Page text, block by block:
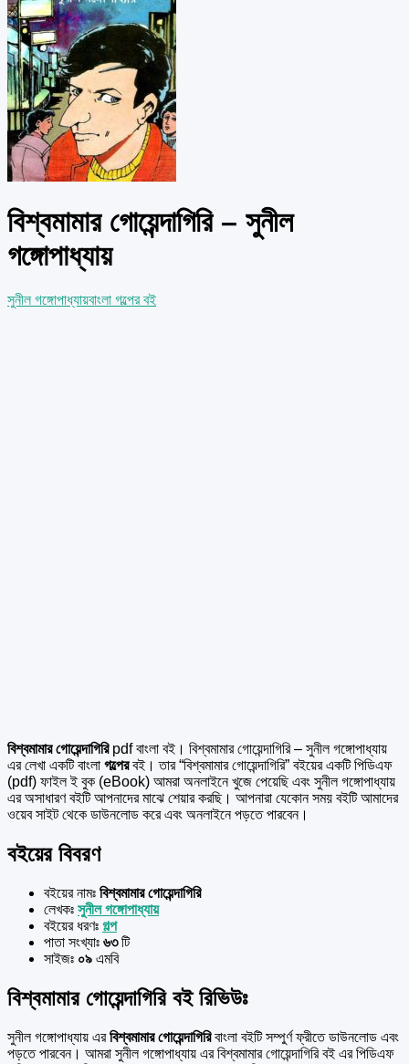
বিশ্বমামার গোয়েন্দাগিরি – সুনীল
গঙ্গোপাধ্যায়
সুনীল গঙ্গোপাধ্যায়বাংলা গল্পের বই
বিশ্বমামার গোয়েন্দাগিরিpdf বাংলা বই। বিশ্বমামার গোয়েন্দাগিরি – সুনীল গঙ্গোপাধ্যায়
এর লেখা একটি বাংলা গল্পেরবই। তার “বিশ্বমামার গোয়েন্দাগিরি” বইয়ের একটি পিডিএফ
(pdf) ফাইল ই বুক (eBook) আমরা অনলাইনে খুজে পেয়েছি এবং সুনীল গঙ্গোপাধ্যায়
এর অসাধারণ বইটি আপনাদের মাঝে শেয়ার করছি। আপনারা যেকোন সময় বইটি আমাদের
ওয়েব সাইট থেকে ডাউনলোড করে এবং অনলাইনে পড়তে পারবেন।
বইয়ের বিবরণ
বইয়ের নামঃ বিশ্বমামার গোয়েন্দাগিরি
লেখকঃ সুনীল গঙ্গোপাধ্যায়
বইয়ের ধরণঃ গল্প
পাতা সংখ্যাঃ ৬৩টি
সাইজঃ ০৯ এমবি
বিশ্বমামার গোয়েন্দাগিরি বই রিভিউঃ
সুনীল গঙ্গোপাধ্যায় এরবিশ্বমামার গোয়েন্দাগিরিবাংলা বইটি সম্পুর্ণ ফ্রীতে ডাউনলোড এবং
পড়তে পারবেন। আমরা সুনীল গঙ্গোপাধ্যায় এর বিশ্বমামার গোয়েন্দাগিরি বই এর পিডিএফ